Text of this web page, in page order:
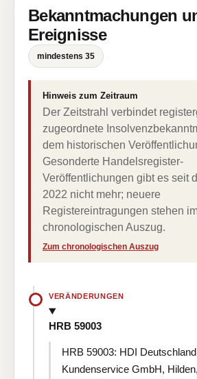
Bekanntmachungen
Ereignisse
mindestens 35
Hinweis zum Zeitraum
Der Zeitstrahl verbindet
zugeordnete
dem historischen
Gesonderte Handelsregister-
Veröffentlichungen gibt es seit
2022 nicht mehr; neuere
Registereintragungen stehen
chronologischen Auszug.
Zum chronologischen Auszug
VERÄNDERUNGEN
HRB 59003
HRB 59003: HDI
Kundenservice GmbH,